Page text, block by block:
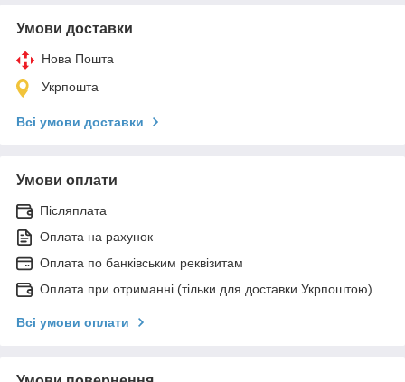
Умови доставки
Нова Пошта
Укрпошта
Всі умови доставки
Умови оплати
Післяплата
Оплата на рахунок
Оплата по банківським реквізитам
Оплата при отриманні (тільки для доставки Укрпоштою)
Всі умови оплати